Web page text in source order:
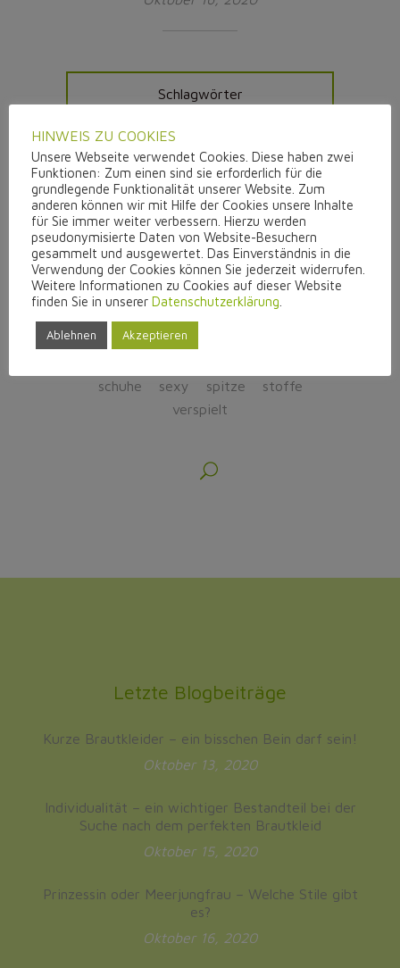
Schlagwörter
a-linie aufmerksamkeit
ballkleid
beinfrei
beratung
braut
brautkleidliebe
brautoutfit
brautschuhe
chiffon
eingefärbte schuhe
einzelstücke
elegant
empire farbe
fit´n flair
günstig
hochwertig
individualität
liebezumnähen
schuhe
sexy spitze
stoffe
verspielt
Letzte Blogbeiträge
Kurze Brautkleider – ein bisschen Bein darf sein!
Oktober 13, 2020
Individualität – ein wichtiger Bestandteil bei der
Suche nach dem perfekten Brautkleid
Oktober 15, 2020
Prinzessin oder Meerjungfrau – Welche Stile gibt
es?
Oktober 16, 2020
HINWEIS ZU COOKIES
Unsere Webseite verwendet Cookies. Diese haben zwei
Funktionen: Zum einen sind sie erforderlich für die
grundlegende Funktionalität unserer Website. Zum
anderen können wir mit Hilfe der Cookies unsere Inhalte
für Sie immer weiter verbessern. Hierzu werden
pseudonymisierte Daten von Website-Besuchern
gesammelt und ausgewertet. Das Einverständnis in die
Verwendung der Cookies können Sie jederzeit widerrufen.
Weitere Informationen zu Cookies auf dieser Website
finden Sie in unserer Datenschutzerklärung
Ablehnen Akzeptieren